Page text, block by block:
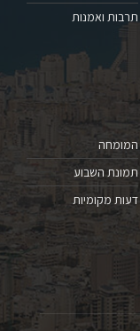
תרבות ואמנות
המומחה
תמונת השבוע
דעות מקומיות